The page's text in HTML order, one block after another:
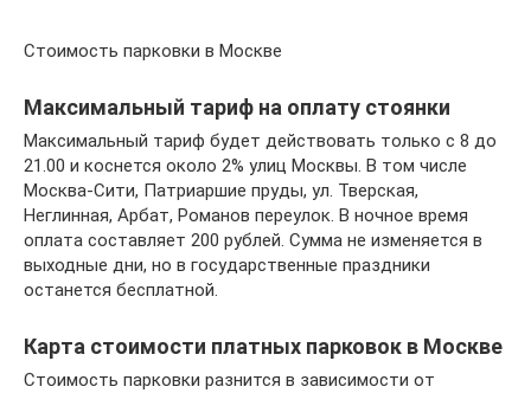
Стоимость парковки в Москве
Максимальный тариф на оплату стоянки
Максимальный тариф будет действовать только с 8 до
21.00 и коснется около 2% улиц Москвы. В том числе
Москва-Сити, Патриаршие пруды, ул. Тверская,
Неглинная, Арбат, Романов переулок. В ночное время
оплата составляет 200 рублей. Сумма не изменяется в
выходные дни, но в государственные праздники
останется бесплатной.
Карта стоимости платных парковок в Москве
Стоимость парковки разнится в зависимости от